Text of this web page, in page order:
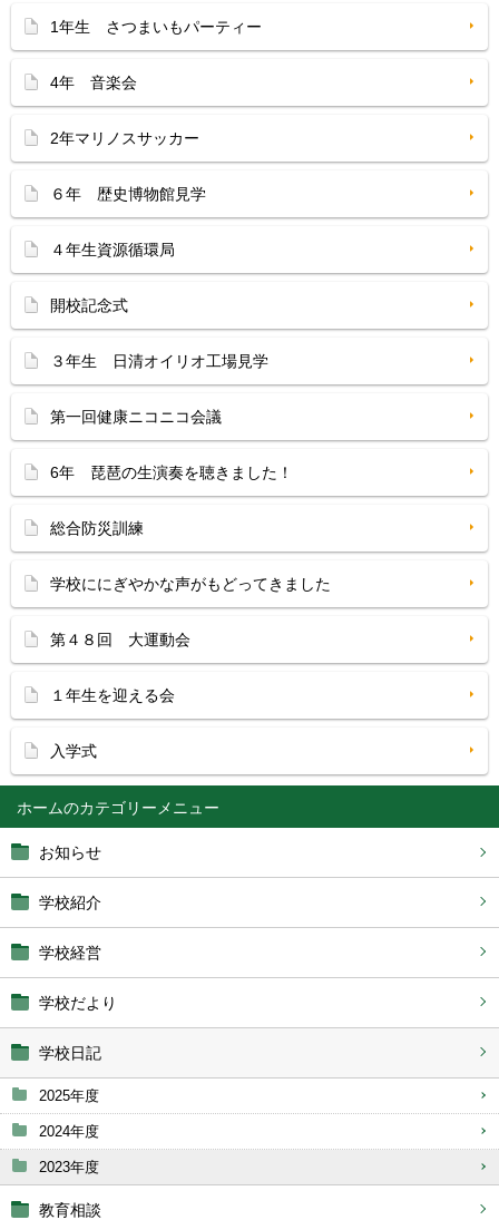
ホーム
お知らせ
学校紹介
学校経営
学校だより
学校日記
2025年度
2024年度
2023年度
教育相談
1年生 さつまいもパーティー
4年 音楽会
2年マリノスサッカー
６年 歴史博物館見学
４年生資源循環局
開校記念式
３年生 日清オイリオ工場見学
第一回健康ニコニコ会議
6年 琵琶の生演奏を聴きました！
総合防災訓練
学校ににぎやかな声がもどってきました
第４８回 大運動会
１年生を迎える会
入学式